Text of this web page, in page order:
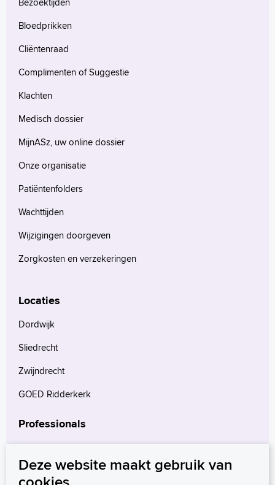
Bloedprikken
Cliëntenraad
Complimenten of Suggestie
Klachten
Medisch dossier
MijnASz, uw online dossier
Onze organisatie
Patiëntenfolders
Wachttijden
Wijzigingen doorgeven
Zorgkosten en verzekeringen
Locaties
Dordwijk
Sliedrecht
Zwijndrecht
GOED Ridderkerk
Professionals
Verwijzers
Wetenschappelijk onderzoek
Deze website maakt gebruik van